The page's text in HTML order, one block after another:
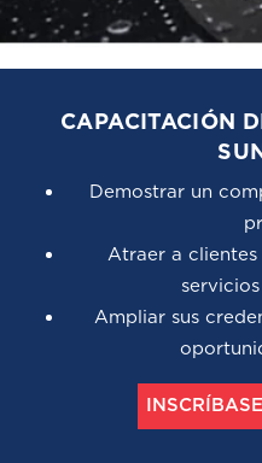
CAPACITACIÓN
Demostrar un
Atraer a
Ampliar sus